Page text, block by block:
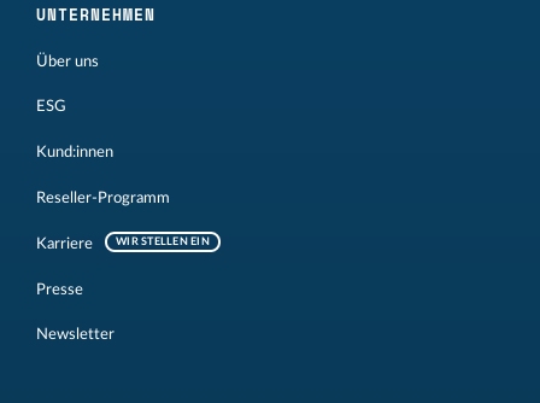
UNTERNEHMEN
Über uns
ESG
Kund:innen
Reseller-Programm
Karriere WIR STELLEN EIN
Presse
Newsletter